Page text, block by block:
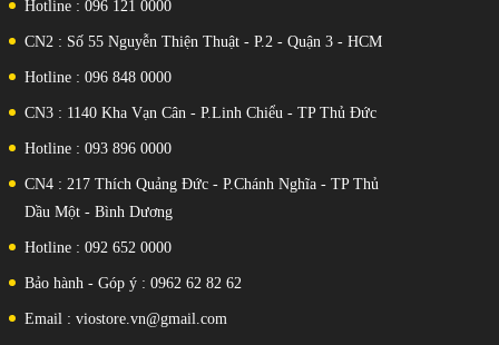
1080p@30/60fps
Qualcomm SM8735 Snapdragon 8s
CPU
3x3,0 GHz Cortex-A720 & 2x2,8
Cortex-A720)
GPU:
Adreno 825
RAM - ROM
16GB, RAM 512GB 12GB, RAM
4.1
: Nano SIM + Nano SIM
Hotline : 096 121 0000
CN2 : Số 55 Nguyễn Thiện Thuật - P.2 - Quận 3 - HCM
Hotline : 096 848 0000
CN3 : 1140 Kha Vạn Cân - P.Linh Chiểu - TP Thủ Đức
Hotline : 093 896 0000
CN4 : 217 Thích Quảng Đức - P.Chánh Nghĩa - TP Thủ
Dầu Một - Bình Dương
Hotline : 092 652 0000
Bảo hành - Góp ý : 0962 62 82 62
Email : viostore.vn@gmail.com